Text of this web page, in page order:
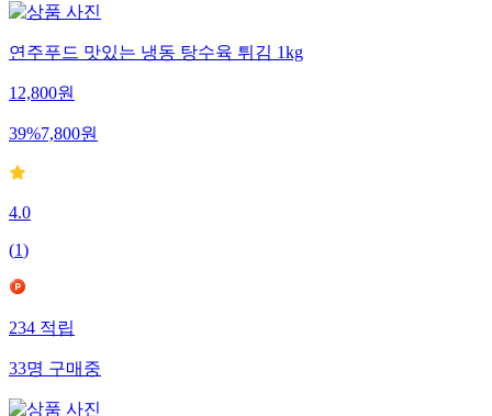
연주푸드 맛있는 냉동 탕수육 튀김 1kg
12,800원
39%7,800원
4.0
(1)
234 적립
33명 구매중